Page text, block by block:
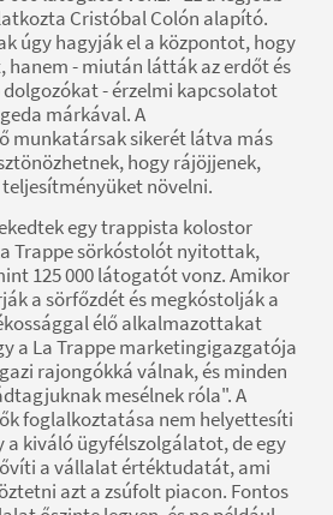
Cristóbal Colón alapító.
úgy hagyják el a központot, hogy
hanem - miután látták az erdőt és
- érzelmi kapcsolatot
márkával. A
munkatársak sikerét látva más
hogy rájöjjenek,
teljesítményüket növelni.
egy trappista kolostor
Trappe sörkóstolót nyitottak,
125 000 látogatót vonz. Amikor
a sörfőzdét és megkóstolják a
élő alkalmazottakat
a La Trappe marketingigazgatója
rajongókká válnak, és minden
mesélnek róla". A
foglalkoztatása nem helyettesíti
a kiváló ügyfélszolgálatot, de egy
a vállalat értéktudatát, ami
azt a zsúfolt piacon. Fontos